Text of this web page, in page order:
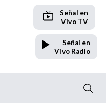
Señal en
Vivo TV
Señal en
Vivo Radio